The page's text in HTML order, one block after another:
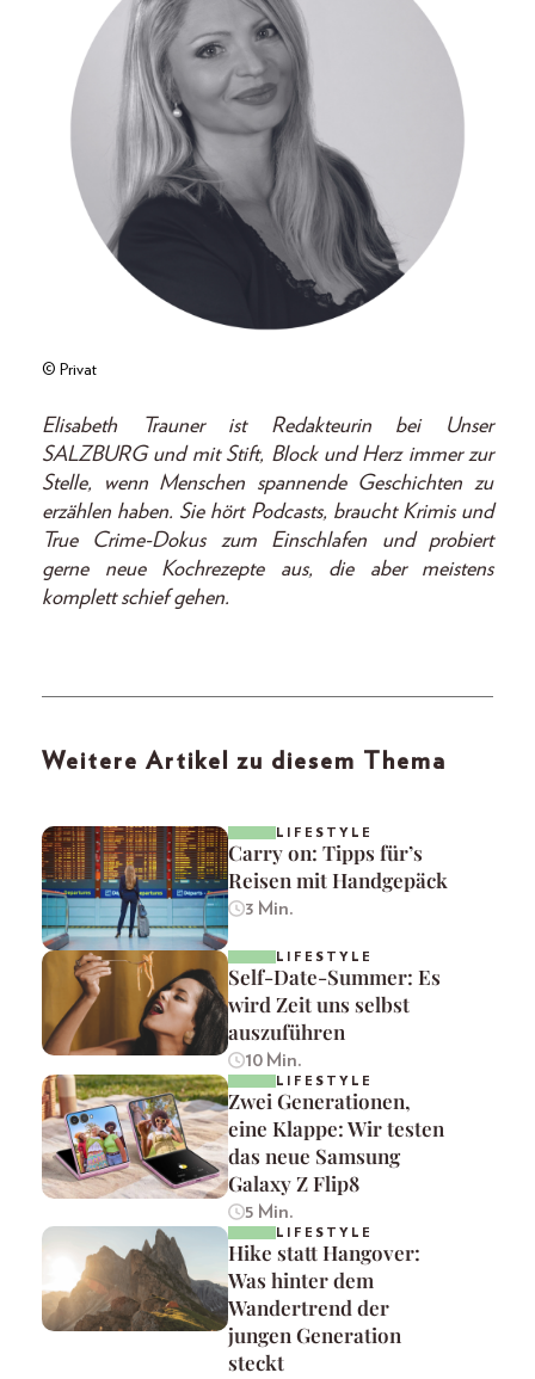
© Privat
Elisabeth Trauner ist Redakteurin bei Unser
SALZBURG und mit Stift, Block und Herz immer zur
Stelle, wenn Menschen spannende Geschichten zu
erzählen haben. Sie hört Podcasts, braucht Krimis und
True Crime-Dokus zum Einschlafen und probiert
gerne neue Kochrezepte aus, die aber meistens
komplett schief gehen.
Weitere Artikel zu diesem Thema
LIFESTYLE
Carry on: Tipps für’s
Reisen mit Handgepäck
3 Min.
LIFESTYLE
Self-Date-Summer: Es
wird Zeit uns selbst
auszuführen
10 Min.
LIFESTYLE
Zwei Generationen,
eine Klappe: Wir testen
das neue Samsung
Galaxy Z Flip8
5 Min.
LIFESTYLE
Hike statt Hangover:
Was hinter dem
Wandertrend der
jungen Generation
steckt